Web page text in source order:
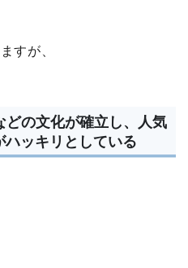
すが、
の文化が確立し、人気
ッキリとしている